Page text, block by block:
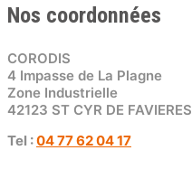
Nos coordonnées
CORODIS
4 Impasse de La Plagne
Zone Industrielle
42123 ST CYR DE FAVIERES
Tel :04 77 62 04 17